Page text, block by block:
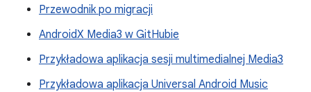
Przewodnik po migracji
AndroidX Media3 w GitHubie
Przykładowa aplikacja sesji multimedialnej Media3
Przykładowa aplikacja Universal Android Music